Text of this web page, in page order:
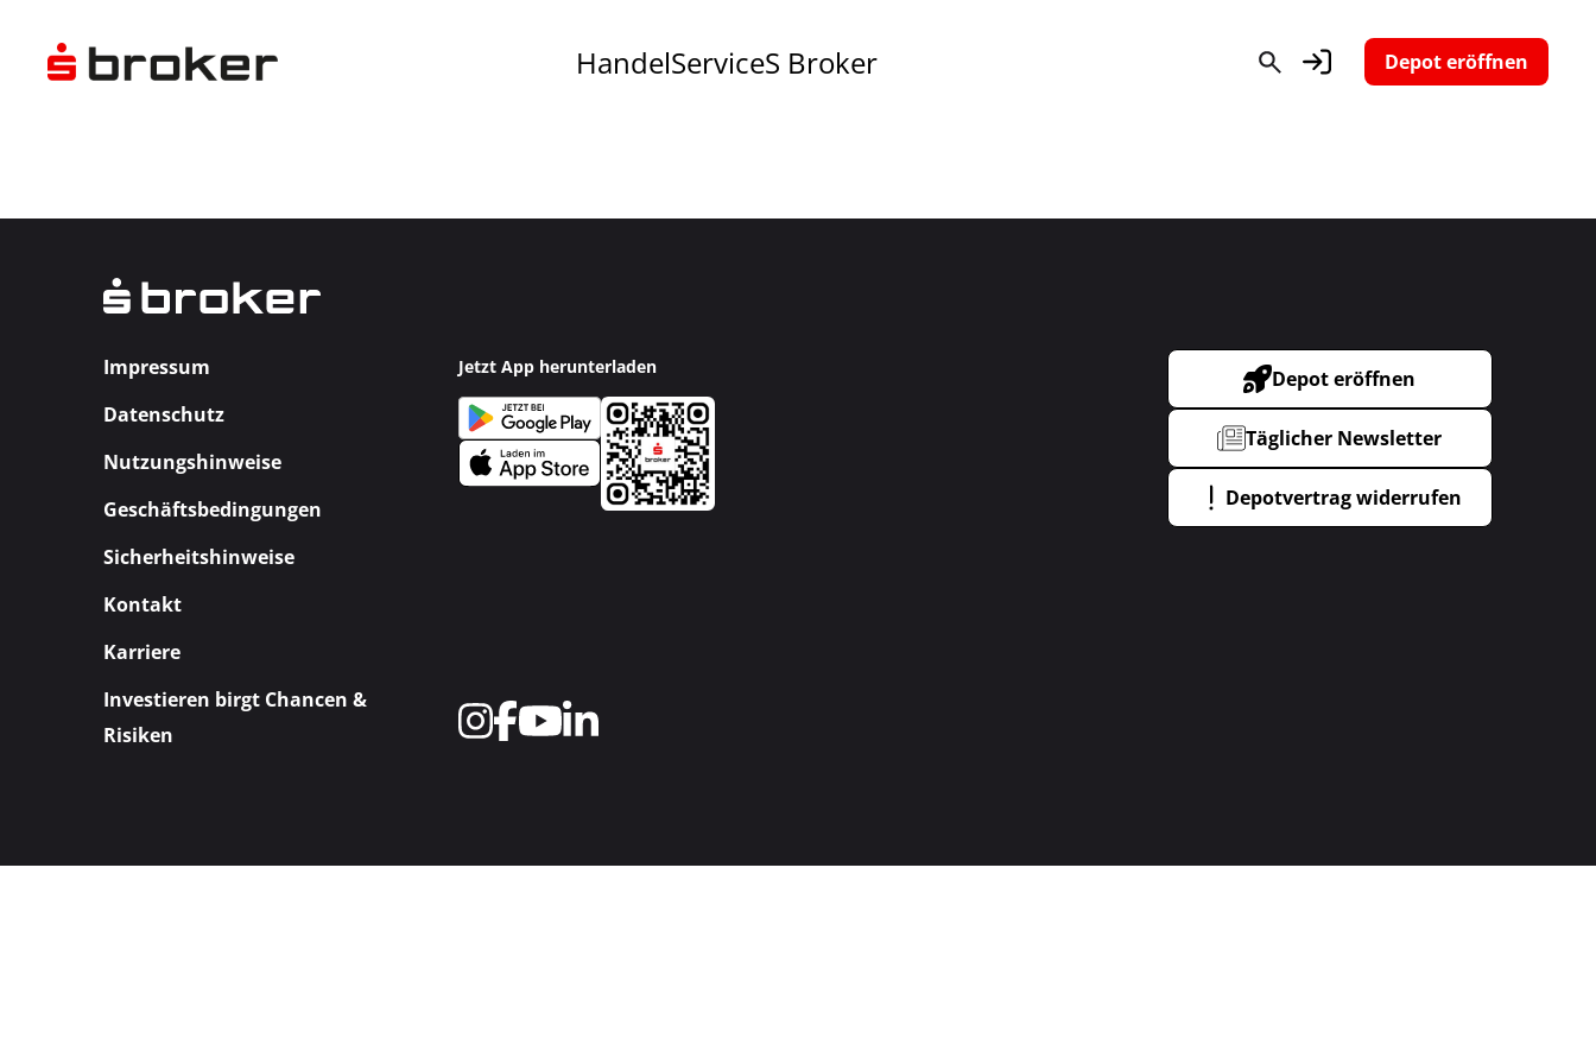
HandelServiceS Broker Depot eröffnen
Impressum
Datenschutz
Nutzungshinweise
Geschäftsbedingungen
Sicherheitshinweise
Kontakt
Karriere
Investieren birgt Chancen &
Risiken
Jetzt App herunterladen Depot eröffnen
Täglicher Newsletter
Depotvertrag widerrufen